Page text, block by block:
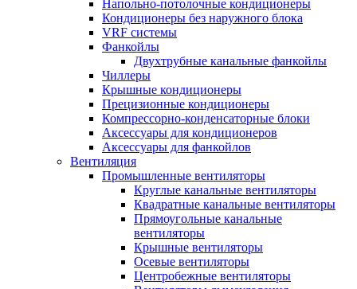
Напольно-потолочные кондиционеры
Кондиционеры без наружного блока
VRF системы
Фанкойлы
Двухтрубные канальные фанкойлы
Чиллеры
Крышные кондиционеры
Прецизионные кондиционеры
Компрессорно-конденсаторные блоки
Аксессуары для кондиционеров
Аксессуары для фанкойлов
Вентиляция
Промышленные вентиляторы
Круглые канальные вентиляторы
Квадратные канальные вентиляторы
Прямоугольные канальные
вентиляторы
Крышные вентиляторы
Осевые вентиляторы
Центробежные вентиляторы